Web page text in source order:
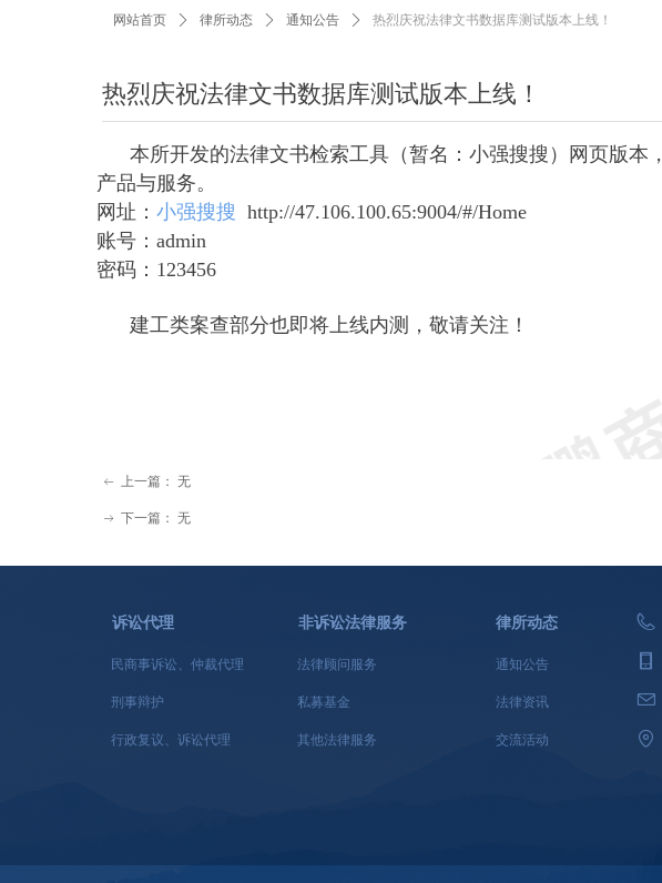
热烈庆祝法律文书数据库测试版本上线！
网站首页 ꄲ 律所动态 ꄲ 通知公告 ꄲ 热烈庆祝法律文书数据库测试版本上线！
本所开发的法律文书检索工具（暂名：小强搜搜）网页版本
产品与服务。
网址： 小强搜搜 http://47.106.100.65:9004/#/Home
账号：admin
密码：123456
建工类案查部分也即将上线内测，敬请关注！
ꂃ 上一篇： 无
ꁹ 下一篇： 无
诉讼代理
民商事诉讼、仲裁代理
刑事辩护
行政复议、诉讼代理
通知公告
法律资讯
交流活动
律所动态
法律顾问服务
私募基金
其他法律服务
非诉讼法律服务